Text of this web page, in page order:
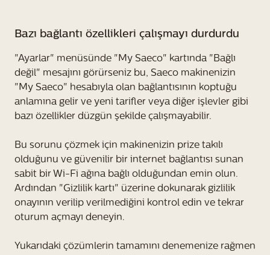
Bazı bağlantı özellikleri çalışmayı durdurdu
"Ayarlar" menüsünde "My Saeco" kartında "Bağlı
değil" mesajını görürseniz bu, Saeco makinenizin
"My Saeco" hesabıyla olan bağlantısının koptuğu
anlamına gelir ve yeni tarifler veya diğer işlevler gibi
bazı özellikler düzgün şekilde çalışmayabilir.
Bu sorunu çözmek için makinenizin prize takılı
olduğunu ve güvenilir bir internet bağlantısı sunan
sabit bir Wi-Fi ağına bağlı olduğundan emin olun.
Ardından "Gizlilik kartı" üzerine dokunarak gizlilik
onayının verilip verilmediğini kontrol edin ve tekrar
oturum açmayı deneyin.
Yukarıdaki çözümlerin tamamını denemenize rağmen